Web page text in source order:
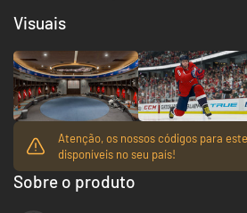
Atenção, os nossos códigos para
disponíveis no seu país!
Sobre o produto
Visuais